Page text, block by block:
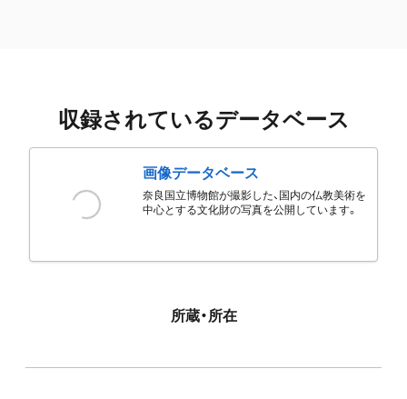
収録されているデータベース
画像データベース
奈良国立博物館が撮影した、国内の仏教美術を
中心とする文化財の写真を公開しています。
所蔵・所在